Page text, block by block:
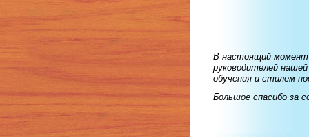
В настоящий момент
руководителей нашей
обучения и стилем
Большое спасибо за